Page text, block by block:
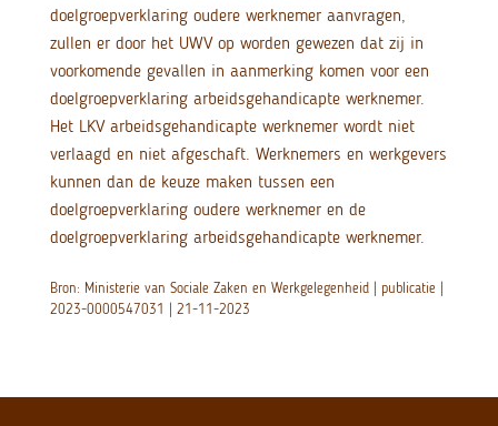
doelgroepverklaring oudere werknemer aanvragen,
zullen er door het UWV op worden gewezen dat zij in
voorkomende gevallen in aanmerking komen voor een
doelgroepverklaring arbeidsgehandicapte werknemer.
Het LKV arbeidsgehandicapte werknemer wordt niet
verlaagd en niet afgeschaft. Werknemers en werkgevers
kunnen dan de keuze maken tussen een
doelgroepverklaring oudere werknemer en de
doelgroepverklaring arbeidsgehandicapte werknemer.
Bron: Ministerie van Sociale Zaken en Werkgelegenheid | publicatie |
2023-0000547031 | 21-11-2023